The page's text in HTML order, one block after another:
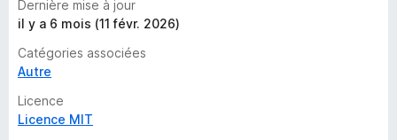
Dernière mise à jour
il y a 6 mois (11 févr. 2026)
Catégories associées
Autre
Licence
Licence MIT